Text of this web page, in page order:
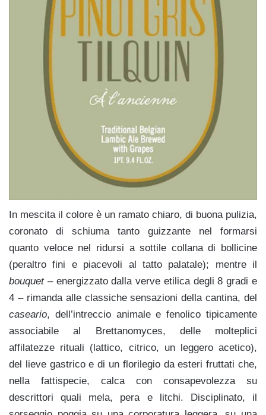
In mescita il colore è un ramato chiaro, di buona pulizia,
coronato di schiuma tanto guizzante nel formarsi
quanto veloce nel ridursi a sottile collana di bollicine
(peraltro fini e piacevoli al tatto palatale); mentre il
bouquet– energizzato dalla verve etilica degli 8 gradi e
4 – rimanda alle classiche sensazioni della cantina, del
caseario, dell’intreccio animale e fenolico tipicamente
associabile al Brettanomyces, delle molteplici
affilatezze rituali (lattico, citrico, un leggero acetico),
del lieve gastrico e di un florilegio da esteri fruttati che,
nella fattispecie, calca con consapevolezza su
descrittori quali mela, pera e litchi. Disciplinato, il